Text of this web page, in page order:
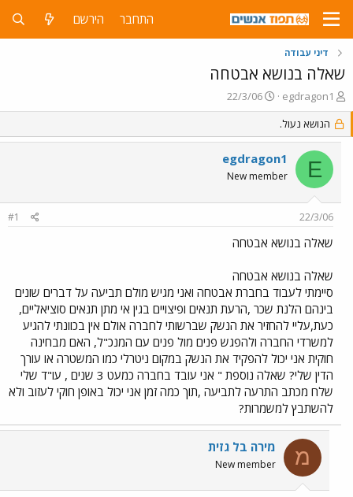
התחבר הירשם
דיני עבודה
שאלה בנושא אבטחה
פ
ו
ת
ח
נ
egdragon1
פ
ו
ס
ב
ת
ך
22/3/06
הנושא נעול.
E
egdragon1
New member
22/3/06
#1
שאלה בנושא אבטחה
שאלה בנושא אבטחה
סיימתי לעבוד בחברת אבטחה ואני מגיש מולם תביעה על דברים שונים
בינהם הלנת שכר ,הרעת תנאים ופיצויים בגין אי מתן תנאים סוציאליים,
כעת,עליי להחזיר את הנשק שברשותי לחברה אולם אין בכוונתי להגיע
למשרדי החברה ולהפגש פנים מול פנים עם המנכ"ל, האם מבחינה
חוקית אני יכול להפקיד את הנשק במקום ניטרלי כמו המשטרה או עורך
הדין שלי? שאלה נוספת " אני עובד בחברה כמעט 3 שנים , עו"ד שלי
שלח מכתב התרעה לתביעה ,תוך כמה זמן אני יכול באופן חוקי לעזוב ולא
להשתבץ למשמרות?
מ מירה בל גזית
New member